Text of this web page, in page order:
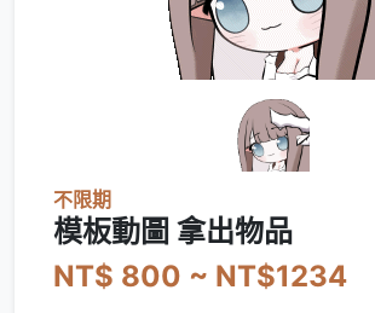
不限期
模板動圖 拿出物品
NT$ 800 ~ NT$1234